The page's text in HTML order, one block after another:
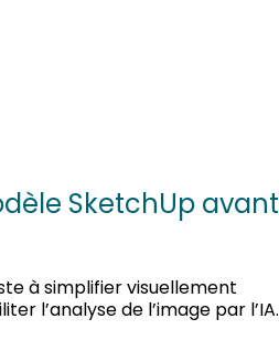
SketchUp avant
à simplifier visuellement
l’analyse de l’image par l’IA.